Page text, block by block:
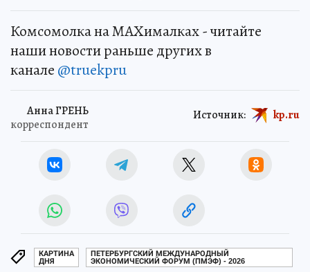
Комсомолка на MAXималках - читайте
наши новости раньше других в
канале @truekpru
Анна ГРЕНЬ
корреспондент
Источник: kp.ru
КАРТИНА
ДНЯ
ПЕТЕРБУРГСКИЙ МЕЖДУНАРОДНЫЙ
ЭКОНОМИЧЕСКИЙ ФОРУМ (ПМЭФ) - 2026